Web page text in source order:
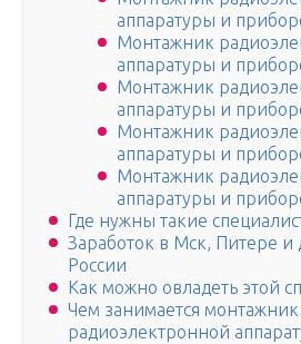
аппаратуры и
Монтажник
аппаратуры и
Монтажник
аппаратуры и
Монтажник
аппаратуры и
Монтажник
аппаратуры и
Где нужны такие
Заработок в Мск, Питере и
России
Как можно овладеть этой
Чем занимается монтажник
радиоэлектронной